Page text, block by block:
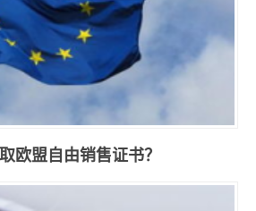
欧盟自由销售证书？